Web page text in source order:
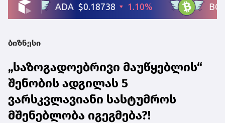
ბიზნესი
„საზოგადოებრივი მაუწყებლის“
შენობის ადგილას 5
ვარსკვლავიანი სასტუმროს
მშენებლობა იგეგმება?!